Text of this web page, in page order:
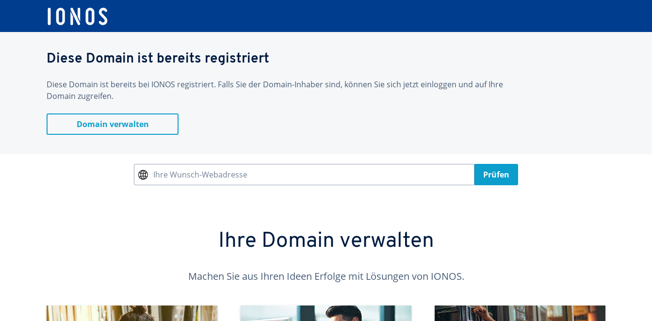
Diese Domain ist bereits registriert
Diese Domain ist bereits bei IONOS registriert. Falls Sie der Domain-Inhaber sind, können Sie sich jetzt einloggen und auf Ihre
Domain zugreifen.
Domain verwalten
Ihre Wunsch-Webadresse Prüfen
Ihre Domain verwalten
Machen Sie aus Ihren Ideen Erfolge mit Lösungen von IONOS.